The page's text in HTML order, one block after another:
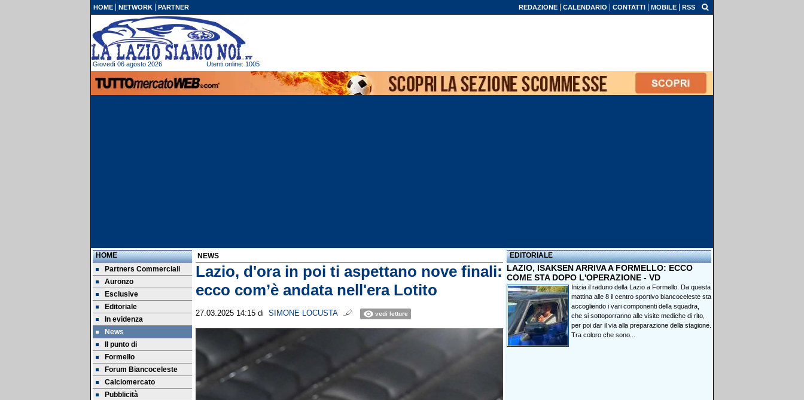
HOME NETWORK PARTNER REDAZIONE CALENDARIO CONTATTI MOBILE RSS
Giovedì 06 agosto 2026 Utenti online: 1005
HOME
Partners Commerciali
Auronzo
Esclusive
Editoriale
In evidenza
News
Il punto di
Formello
Forum Biancoceleste
Calciomercato
Pubblicità
NEWS
Lazio, d'ora in poi ti aspettano nove finali:
ecco com’è andata nell'era Lotito
27.03.2025 14:15 di SIMONE LOCUSTA vedi letture
EDITORIALE
LAZIO, ISAKSEN ARRIVA A FORMELLO: ECCO
COME STA DOPO L'OPERAZIONE - VD
Inizia il raduno della Lazio a Formello. Da questa
mattina alle 8 il centro sportivo biancoceleste sta
accogliendo i vari componenti della squadra,
che si sottoporranno alle visite mediche di rito,
per poi dar il via alla preparazione della stagione.
Tra coloro che sono...